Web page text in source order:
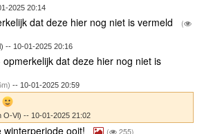
2025 20:14
dat deze hier nog niet is vermeld
(
-- 10-01-2025 20:16
dat deze hier nog niet is
-- 10-01-2025 20:59
O-Vl) -- 10-01-2025 21:02
winterperiode ooit! ( 255)